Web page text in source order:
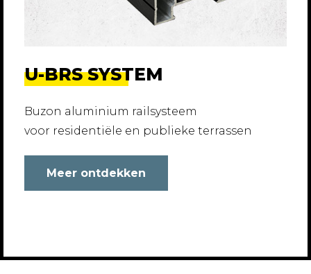
U-BRS SYSTEM
Buzon aluminium railsysteem
voor residentiële en publieke terrassen
Meer ontdekken